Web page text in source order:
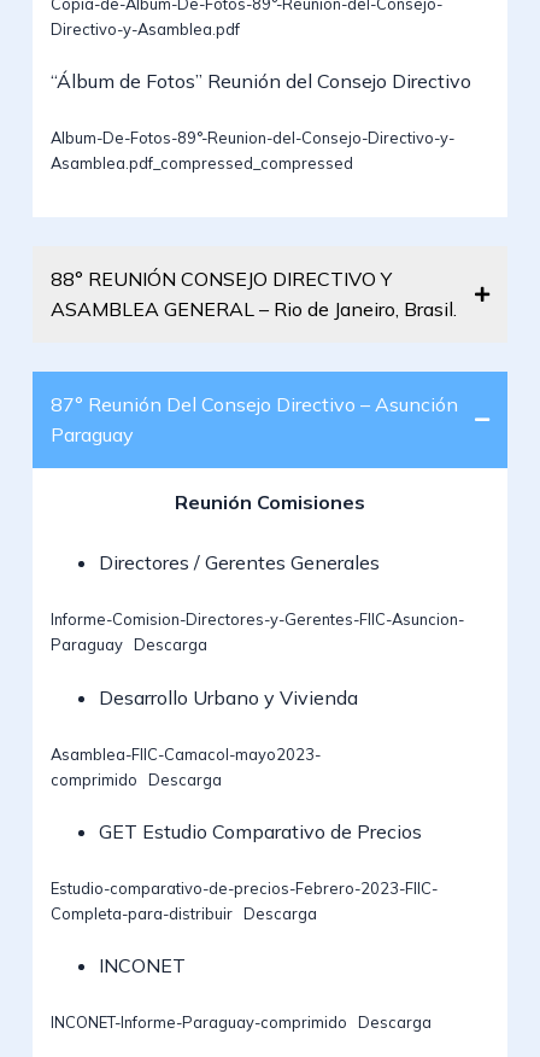
Directivo-y-Asamblea.pdf
“Álbum de Fotos” Reunión del Consejo Directivo
Album-De-Fotos-89°-Reunion-del-Consejo-Directivo-y-
Asamblea.pdf_compressed_compressed
88° REUNIÓN CONSEJO DIRECTIVO Y
ASAMBLEA GENERAL – Rio de Janeiro, Brasil.
87° Reunión Del Consejo Directivo – Asunción
Paraguay
Reunión Comisiones
Directores / Gerentes Generales
Informe-Comision-Directores-y-Gerentes-FIIC-Asuncion-
Paraguay Descarga
Desarrollo Urbano y Vivienda
Asamblea-FIIC-Camacol-mayo2023-
comprimido
Descarga
GET Estudio Comparativo de Precios
Estudio-comparativo-de-precios-Febrero-2023-FIIC-
Completa-para-distribuir Descarga
INCONET
INCONET-Informe-Paraguay-comprimido Descarga